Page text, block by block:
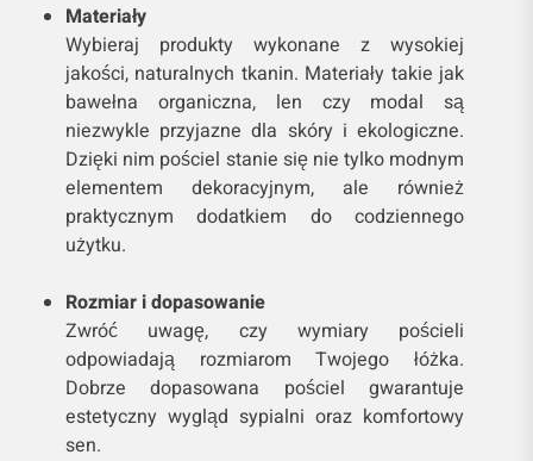
Materiały
Wybieraj produkty wykonane z wysokiej
jakości, naturalnych tkanin. Materiały takie jak
bawełna organiczna, len czy modal są
niezwykle przyjazne dla skóry i ekologiczne.
Dzięki nim pościel stanie się nie tylko modnym
elementem dekoracyjnym, ale również
praktycznym dodatkiem do codziennego
użytku.
Rozmiar i dopasowanie
Zwróć uwagę, czy wymiary pościeli
odpowiadają rozmiarom Twojego łóżka.
Dobrze dopasowana pościel gwarantuje
estetyczny wygląd sypialni oraz komfortowy
sen.